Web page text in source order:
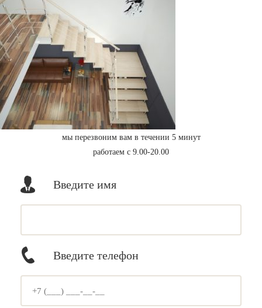
мы перезвоним вам в течении 5 минут
работаем с 9.00-20.00
Введите имя
Введите телефон